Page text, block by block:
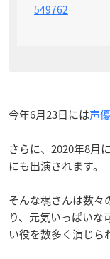
549762
今年6月23日には声
さらに、2020年8月
にも出演されます。
そんな梶さんは数々
り、元気いっぱい
い役を数多く演じら